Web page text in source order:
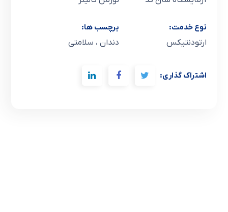
نوع خدمت:
ارتودنتیکس
برچسب ها:
دندان ، سلامتی
اشتراک گذاری: